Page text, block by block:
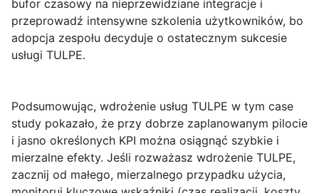
bufor czasowy na nieprzewidziane integracje i
przeprowadź intensywne szkolenia użytkowników, bo
adopcja zespołu decyduje o ostatecznym sukcesie
usługi TULPE.
Podsumowując, wdrożenie usług TULPE w tym case
study pokazało, że przy dobrze zaplanowanym pilocie
i jasno określonych KPI można osiągnąć szybkie i
mierzalne efekty. Jeśli rozważasz wdrożenie TULPE,
zacznij od małego, mierzalnego przypadku użycia,